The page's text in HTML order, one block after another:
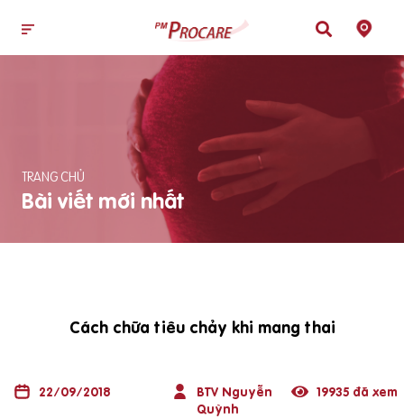
TRANG CHỦ
Bài viết mới nhất
Cách chữa tiêu chảy khi mang thai
22/09/2018
BTV Nguyễn
Quỳnh
19935 đã xem